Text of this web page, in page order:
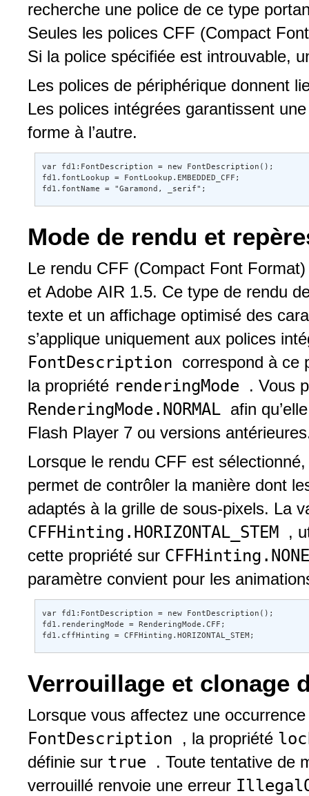
recherche une police de ce type
Seules les polices CFF (Compact
Si la police spécifiée est introuvable,
Les polices de périphérique donnent
Les polices intégrées garantissent
forme à l’autre.
var fd1:FontDescription = new FontDescription();
fd1.fontLookup = FontLookup.EMBEDDED_CFF;
fd1.fontName = "Garamond, _serif";
Mode de rendu et
Le rendu CFF (Compact Font
et Adobe AIR 1.5. Ce type de rendu
texte et un affichage optimisé des
s’applique uniquement aux polices
FontDescription correspond à ce
la propriété renderingMode . Vous
RenderingMode.NORMAL afin
Flash Player 7 ou versions
Lorsque le rendu CFF est
permet de contrôler la manière dont
adaptés à la grille de sous-pixels. La
CFFHinting.HORIZONTAL_STEM
,
cette propriété sur
paramètre convient pour les
var fd1:FontDescription = new FontDescription();
fd1.renderingMode = RenderingMode.CFF;
fd1.cffHinting = CFFHinting.HORIZONTAL_STEM;
Verrouillage et clonage
Lorsque vous affectez une
FontDescription , la propriété
définie sur true
. Toute tentative de
verrouillé renvoie une erreur